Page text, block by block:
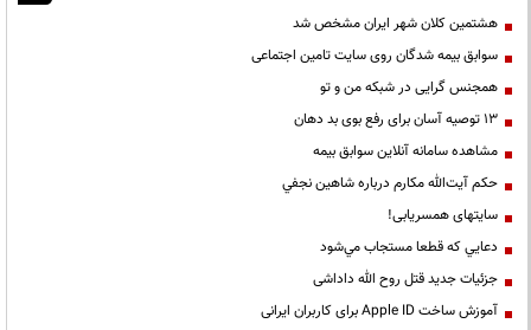
هشتمین کلان شهر ایران مشخص شد
سوابق بیمه شدگان روی سایت تامین اجتماعی
همجنس گرایی در شبکه من و تو
13 توصیه آسان برای رفع بوی بد دهان
مشاهده سامانه آنلاين سوابق بیمه
حكم آيت‌الله مكارم درباره شاهين نجفي
سایتهای همسریابی!
دعايي كه قطعا مستجاب مي‌شود
جزئیات جدید قتل روح الله داداشی
آموزش ساخت Apple ID برای کاربران ایرانی